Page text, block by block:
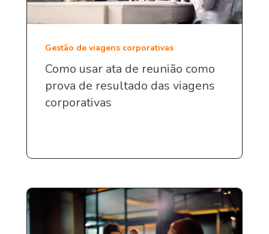
Gestão de viagens corporativas
Como usar ata de reunião como
prova de resultado das viagens
corporativas